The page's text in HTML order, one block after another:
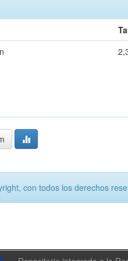
con todos los derechos